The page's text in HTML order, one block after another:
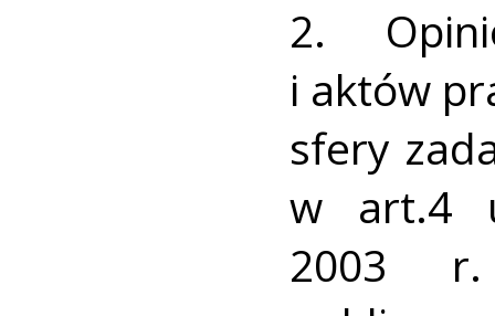
2.
i aktów
sfery
w art.4
2003 r.